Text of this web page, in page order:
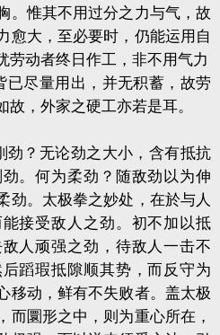
。惟其不用过分之力与气，故
愈大，至必要时，仍能运用自
劳动者终日作工，非不用气力
已尽量用出，并无积蓄，故劳
，外家之硬工亦若是耳。
劲？无论劲之大小，含有抵抗
。何为柔劲？随敌劲以为伸
劲。太极拳之妙处，在於与人
接受敌人之劲。初不加以抵
人顽强之劲，待敌人一击不
蹈瑕抵隙顺其势，而反守为
移动，鲜有不失败者。盖太极
而圜形之中，则为重心所在，